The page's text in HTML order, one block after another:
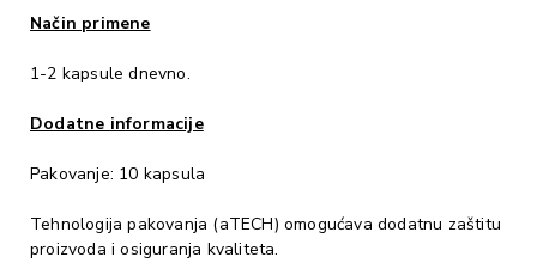
Način primene
1-2 kapsule dnevno.
Dodatne informacije
Pakovanje: 10 kapsula
Tehnologija pakovanja (aTECH) omogućava dodatnu zaštitu
proizvoda i osiguranja kvaliteta.